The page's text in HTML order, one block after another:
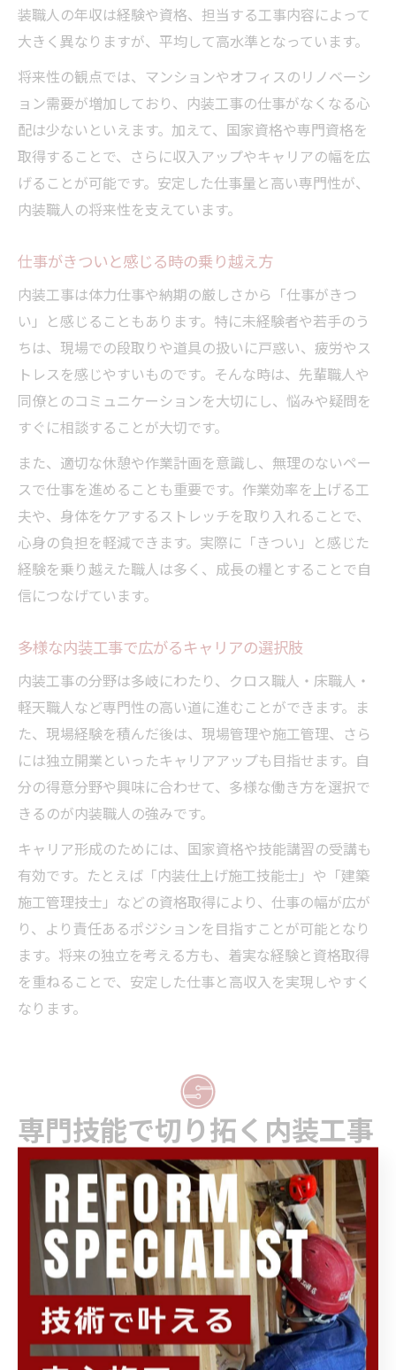
装職人の年収は経験や資格、担当する工事内容によって
大きく異なりますが、平均して高水準となっています。
将来性の観点では、マンションやオフィスのリノベーシ
ョン需要が増加しており、内装工事の仕事がなくなる心
配は少ないといえます。加えて、国家資格や専門資格を
取得することで、さらに収入アップやキャリアの幅を広
げることが可能です。安定した仕事量と高い専門性が、
内装職人の将来性を支えています。
仕事がきついと感じる時の乗り越え方
内装工事は体力仕事や納期の厳しさから「仕事がきつ
い」と感じることもあります。特に未経験者や若手のう
ちは、現場での段取りや道具の扱いに戸惑い、疲労やス
トレスを感じやすいものです。そんな時は、先輩職人や
同僚とのコミュニケーションを大切にし、悩みや疑問を
すぐに相談することが大切です。
また、適切な休憩や作業計画を意識し、無理のないペー
スで仕事を進めることも重要です。作業効率を上げる工
夫や、身体をケアするストレッチを取り入れることで、
心身の負担を軽減できます。実際に「きつい」と感じた
経験を乗り越えた職人は多く、成長の糧とすることで自
信につなげています。
多様な内装工事で広がるキャリアの選択肢
内装工事の分野は多岐にわたり、クロス職人・床職人・
軽天職人など専門性の高い道に進むことができます。ま
た、現場経験を積んだ後は、現場管理や施工管理、さら
には独立開業といったキャリアアップも目指せます。自
分の得意分野や興味に合わせて、多様な働き方を選択で
きるのが内装職人の強みです。
キャリア形成のためには、国家資格や技能講習の受講も
有効です。たとえば「内装仕上げ施工技能士」や「建築
施工管理技士」などの資格取得により、仕事の幅が広が
り、より責任あるポジションを目指すことが可能となり
ます。将来の独立を考える方も、着実な経験と資格取得
を重ねることで、安定した仕事と高収入を実現しやすく
なります。
専門技能で切り拓く内装工事
の未来
内装工事の専門技能が業界を変える理由
内装工事は建物の快適性や機能性を左右する重要な分野
であり、専門技能を持つ職人の存在が業界の質を大きく
向上させています。特に、壁紙の張り替えや床材の施
工、間仕切りの設置など、細部までこだわった技術が求